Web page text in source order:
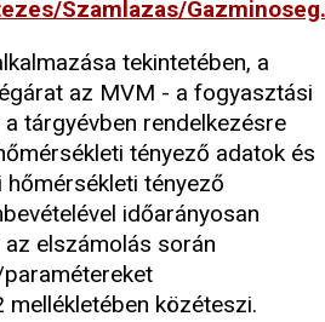
Szamlazas/Gazminoseg.
tekintetében, a
az MVM - a fogyasztási
tárgyévben rendelkezésre
tényező adatok és
tényező
időarányosan
elszámolás során
közéteszi.